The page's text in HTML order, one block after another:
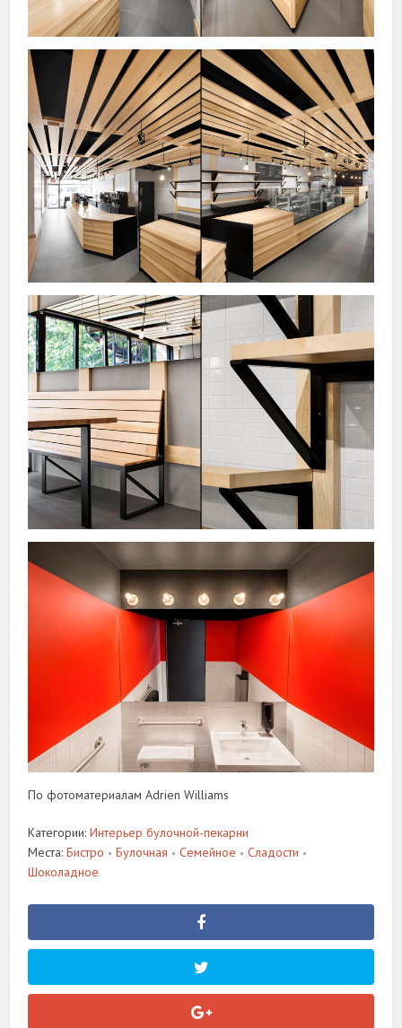
По фотоматериалам Adrien Williams
Категории:Интерьер булочной-пекарни
Места:Бистро • Булочная • Семейное • Сладости •
Шоколадное